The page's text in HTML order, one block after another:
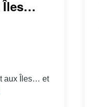
Îles…
aux Îles… et